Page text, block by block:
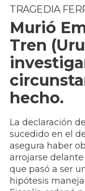
TRAGEDIA
Murió
Tren
hecho.
La declaración
sucedido en el
asegura haber
arrojarse
que pasó a ser
hipótesis